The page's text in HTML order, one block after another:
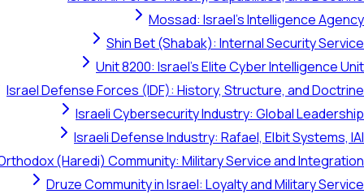
Mossad: Israel's Intelligence Agency
Shin Bet (Shabak): Internal Security Service
Unit 8200: Israel's Elite Cyber Intelligence Unit
Israel Defense Forces (IDF): History, Structure, and Doctrine
Israeli Cybersecurity Industry: Global Leadership
Israeli Defense Industry: Rafael, Elbit Systems, IAI
(Haredi) Community: Military Service and Integration
Druze Community in Israel: Loyalty and Military Service